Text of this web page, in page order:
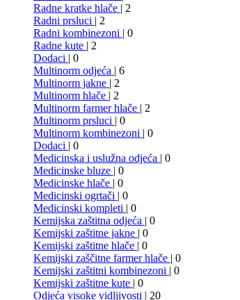
Radne kratke hlače | 2
Radni prsluci | 2
Radni kombinezoni | 0
Radne kute | 2
Dodaci | 0
Multinorm odjeća | 6
Multinorm jakne | 2
Multinorm hlače | 2
Multinorm farmer hlače | 2
Multinorm prsluci | 0
Multinorm kombinezoni | 0
Dodaci | 0
Medicinska i uslužna odjeća | 0
Medicinske bluze | 0
Medicinske hlače | 0
Medicinski ogrtači | 0
Medicinski kompleti | 0
Kemijska zaštitna odjeća | 0
Kemijski zaštitne jakne | 0
Kemijski zaštitne hlače | 0
Kemijski zaščitne farmer hlače | 0
Kemijski zaštitni kombinezoni | 0
Kemijski zaštitne kute | 0
Odjeća visoke vidljivosti | 20